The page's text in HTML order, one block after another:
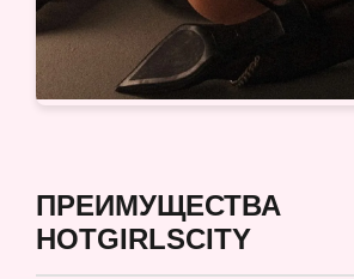
ПРЕИМУЩЕСТВА
HOTGIRLSCITY